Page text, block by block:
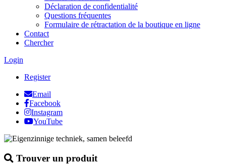
Déclaration de confidentialité
Questions fréquentes
Formulaire de rétractation de la boutique en ligne
Contact
Chercher
Login
Register
Email
Facebook
Instagram
YouTube
Trouver un produit